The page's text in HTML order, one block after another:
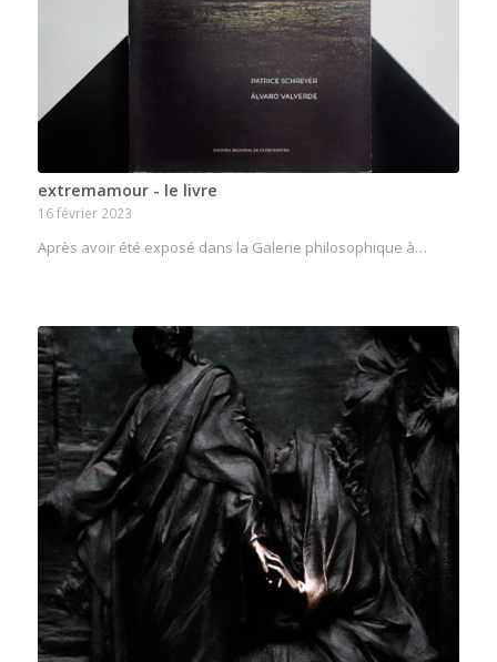
extremamour - le livre
16 février 2023
Après avoir été exposé dans la Galerie philosophique à…